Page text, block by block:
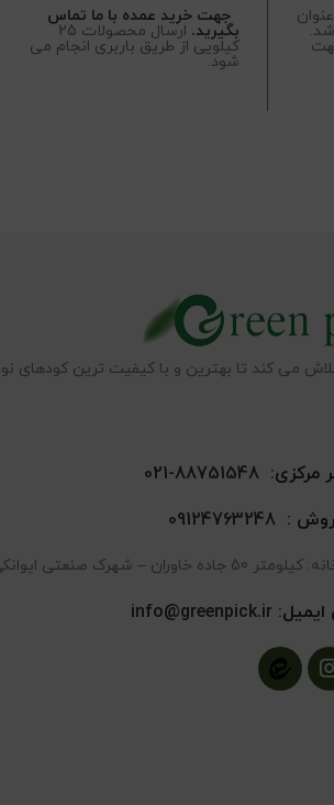
جهت خرید عمده با ما تماس
بگیرید. ارسال محصولات 25
کیلویی از طریق باربری انجام می
شود.
می کند تا بهترین و با کیفیت ترین کودهای
مرکزی:88751548-021
:
09124763248
– شهرک صنعتی ایوانکی – خیابان تعاون 7
ایمیل:info@greenpick.ir